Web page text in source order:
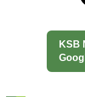
KSB